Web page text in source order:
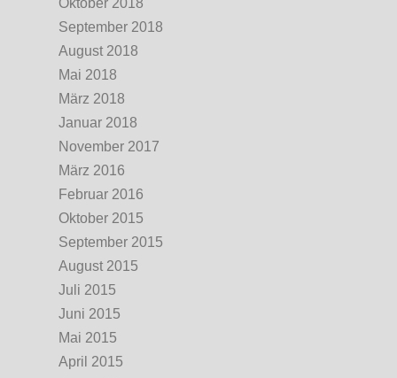
Oktober 2018
September 2018
August 2018
Mai 2018
März 2018
Januar 2018
November 2017
März 2016
Februar 2016
Oktober 2015
September 2015
August 2015
Juli 2015
Juni 2015
Mai 2015
April 2015